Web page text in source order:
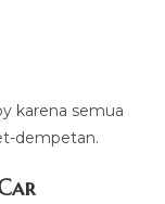
karena semua
dempetan.